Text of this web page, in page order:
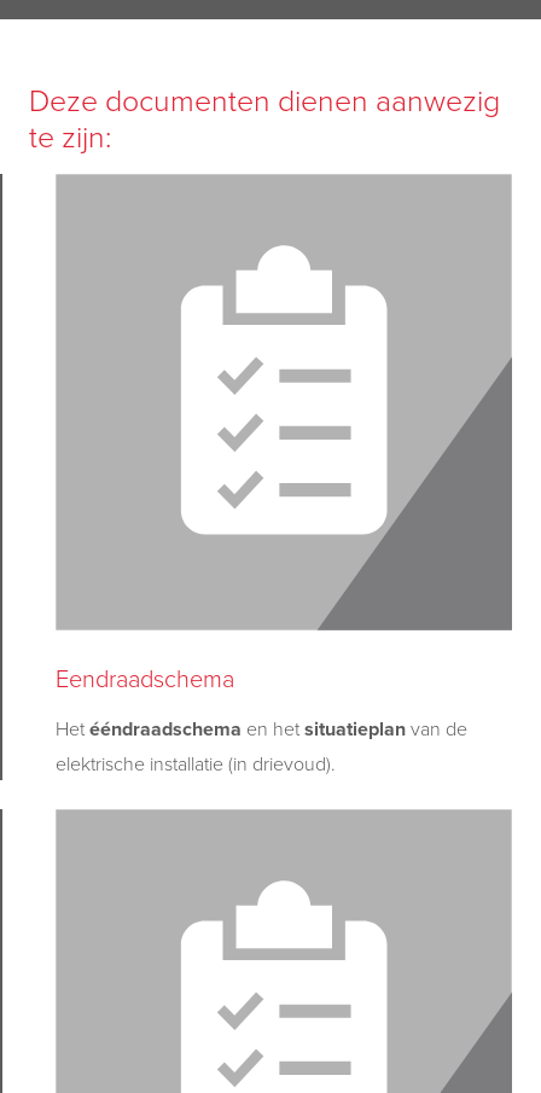
Deze documenten dienen aanwezig
te zijn:
Eendraadschema
Hetééndraadschema en hetsituatieplanvan de
elektrische installatie (in drievoud).